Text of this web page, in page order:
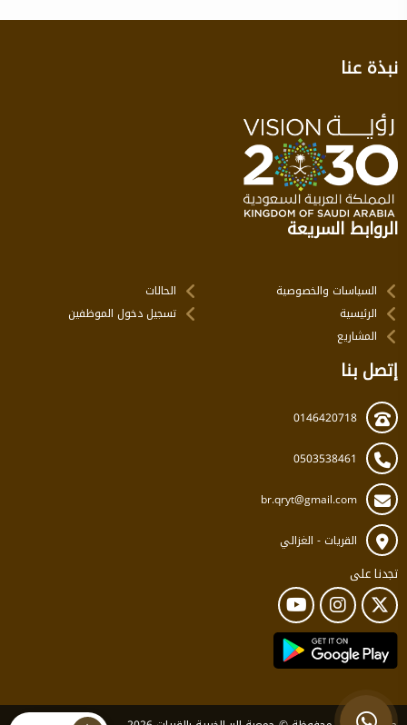
نبذة عنا
الروابط السريعة
السياسات والخصوصية
الرئيسية
المشاريع
الحالات
تسجيل دخول الموظفين
إتصل بنا
0146420718
0503538461
br.qryt@gmail.com
القريات - الغزالي
تجدنا على